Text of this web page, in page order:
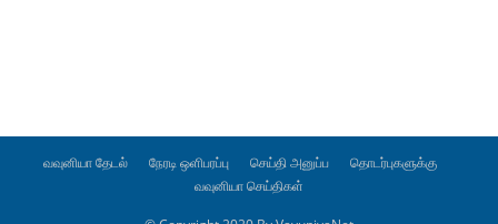
வவுனியா தேடல் நேரடி ஒளிபரப்பு செய்தி அனுப்ப
தொடர்புகளுக்கு
வவுனியா செய்திகள்